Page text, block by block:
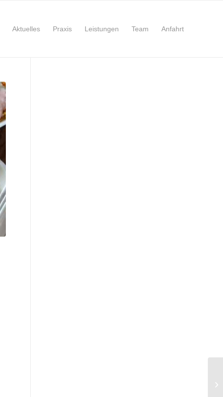
Aktuelles Praxis Leistungen Team Anfahrt